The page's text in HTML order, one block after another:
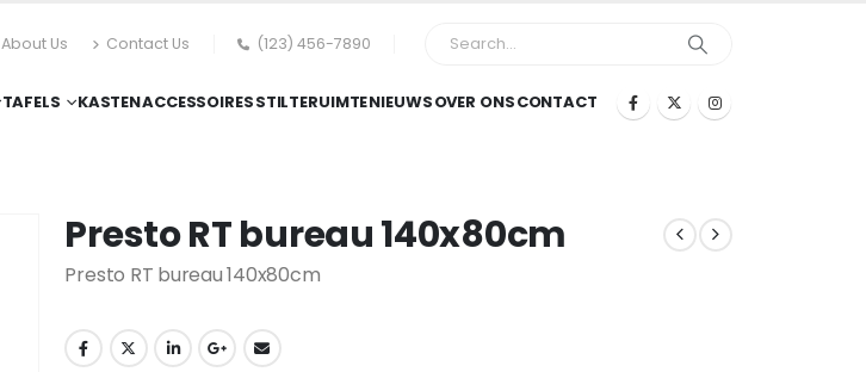
About Us Contact Us (123) 456-7890
TAFELS KASTENACCESSOIRESSTILTERUIMTENIEUWSOVER ONSCONTACT
Presto RT bureau 140x80cm
Presto RT bureau 140x80cm